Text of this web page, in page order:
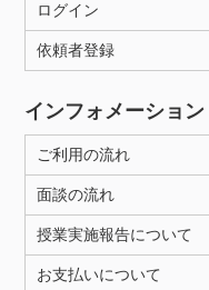
ログイン
依頼者登録
インフォメーション
ご利用の流れ
面談の流れ
授業実施報告について
お支払いについて